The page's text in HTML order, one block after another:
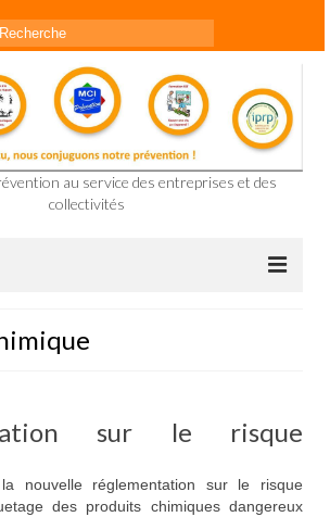
au service des entreprises et des
collectivités
des risques
(DUERP)
sur le risque
nouvelle réglementation sur le risque
des produits chimiques dangereux